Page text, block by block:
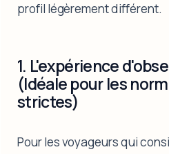
profil légèrement différent.
1. L'expérience
(Idéale pour les
strictes)
Pour les voyageurs qui